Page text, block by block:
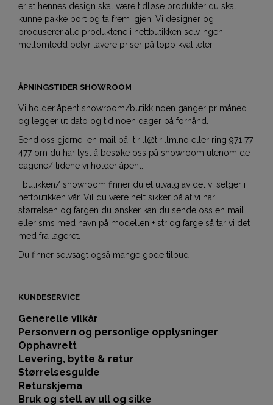
er at hennes design skal være tidløse produkter du skal
kunne pakke bort og ta frem igjen. Vi designer og
produserer alle produktene i nettbutikken selv.Ingen
mellomledd betyr lavere priser på topp kvaliteter.
ÅPNINGSTIDER SHOWROOM
Vi holder åpent showroom/butikk noen ganger pr måned
og legger ut dato og tid noen dager på forhånd.
Send oss gjerne en mail på tirill@tirillm.no eller ring 971 77
477 om du har lyst å besøke oss på showroom utenom de
dagene/ tidene vi holder åpent.
I butikken/ showroom finner du et utvalg av det vi selger i
nettbutikken vår. Vil du være helt sikker på at vi har
størrelsen og fargen du ønsker kan du sende oss en mail
eller sms med navn på modellen + str og farge så tar vi det
med fra lageret.
Du finner selvsagt også mange gode tilbud!
KUNDESERVICE
Generelle vilkår
Personvern og personlige opplysninger
Opphavrett
Levering, bytte & retur
Størrelsesguide
Returskjema
Bruk og stell av ull og silke